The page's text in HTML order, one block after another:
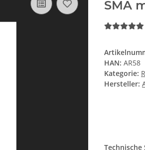
SMA
HAN: AR58
Kategorie:
Hersteller: